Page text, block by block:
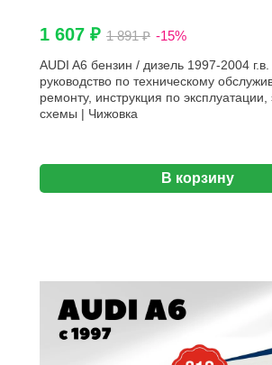
1 607 ₽ 1 891 ₽ -15%
AUDI A6 бензин / дизель 1997-2004
руководство по техническому
ремонту, инструкция по эксплуатации,
схемы | Чижовка
В корзину